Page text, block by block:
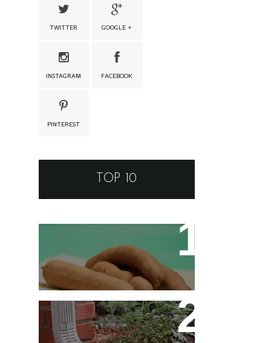
TWITTER GOOGLE +
INSTAGRAM FACEBOOK
PINTEREST
TOP 10
Tamarino Ou Tamarindo?
Qual o Correto?
Decoração - Folhas
[Faça Você Mesmo]